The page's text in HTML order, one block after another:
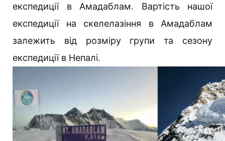
експедиції в Амадаблам. Вартість нашої
експедиції на скелелазіння в Амадаблам
залежить від розміру групи та сезону
експедиції в Непалі.